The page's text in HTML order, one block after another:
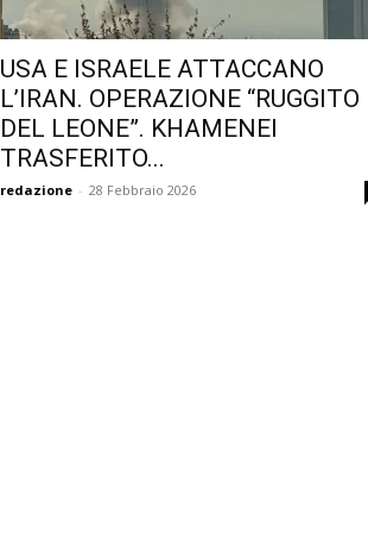
USA E ISRAELE ATTACCANO
L’IRAN. OPERAZIONE “RUGGITO
DEL LEONE”. KHAMENEI
TRASFERITO...
redazione - 28 Febbraio 2026